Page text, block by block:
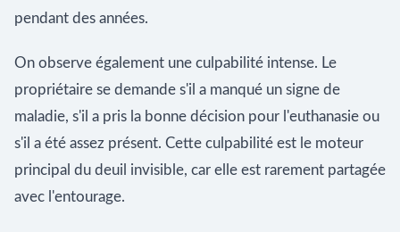
pendant des années.
On observe également une culpabilité intense. Le
propriétaire se demande s'il a manqué un signe de
maladie, s'il a pris la bonne décision pour l'euthanasie ou
s'il a été assez présent. Cette culpabilité est le moteur
principal du deuil invisible, car elle est rarement partagée
avec l'entourage.